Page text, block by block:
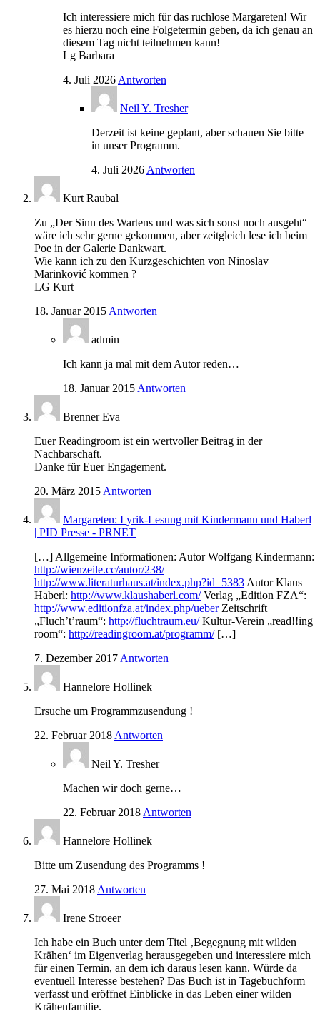
Ich interessiere mich für das ruchlose Margareten! Wir
es hierzu noch eine Folgetermin geben, da ich genau an
diesem Tag nicht teilnehmen kann!
Lg Barbara
4. Juli 2026 Antworten
Neil Y. Tresher
Derzeit ist keine geplant, aber schauen Sie bitte
in unser Programm.
4. Juli 2026 Antworten
Kurt Raubal
Zu „Der Sinn des Wartens und was sich sonst noch ausgeht“
wäre ich sehr gerne gekommen, aber zeitgleich lese ich beim
Poe in der Galerie Dankwart.
Wie kann ich zu den Kurzgeschichten von Ninoslav
Marinković kommen ?
LG Kurt
18. Januar 2015 Antworten
admin
Ich kann ja mal mit dem Autor reden…
18. Januar 2015 Antworten
Brenner Eva
Euer Readingroom ist ein wertvoller Beitrag in der
Nachbarschaft.
Danke für Euer Engagement.
20. März 2015 Antworten
Margareten: Lyrik-Lesung mit Kindermann und Haberl
| PID Presse - PRNET
[…] Allgemeine Informationen: Autor Wolfgang Kindermann:
http://wienzeile.cc/autor/238/
http://www.literaturhaus.at/index.php?id=5383 Autor Klaus
Haberl: http://www.klaushaberl.com/Verlag „Edition FZA“:
http://www.editionfza.at/index.php/ueberZeitschrift
„Fluch’t’raum“: http://fluchtraum.eu/Kultur-Verein „read!!ing
room“: http://readingroom.at/programm/[…]
7. Dezember 2017 Antworten
Hannelore Hollinek
Ersuche um Programmzusendung !
22. Februar 2018 Antworten
Neil Y. Tresher
Machen wir doch gerne…
22. Februar 2018 Antworten
Hannelore Hollinek
Bitte um Zusendung des Programms !
27. Mai 2018 Antworten
Irene Stroeer
Ich habe ein Buch unter dem Titel ‚Begegnung mit wilden
Krähen‘ im Eigenverlag herausgegeben und interessiere mich
für einen Termin, an dem ich daraus lesen kann. Würde da
eventuell Interesse bestehen? Das Buch ist in Tagebuchform
verfasst und eröffnet Einblicke in das Leben einer wilden
Krähenfamilie.